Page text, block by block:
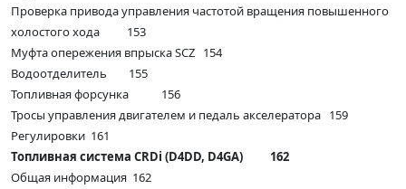
Проверка привода управления частотой вращения повышенного
холостого хода 153
Муфта опережения впрыска SCZ 154
Водоотделитель 155
Топливная форсунка 156
Тросы управления двигателем и педаль акселератора 159
Регулировки 161
Топливная система CRDi (D4DD, D4GA) 162
Общая информация 162